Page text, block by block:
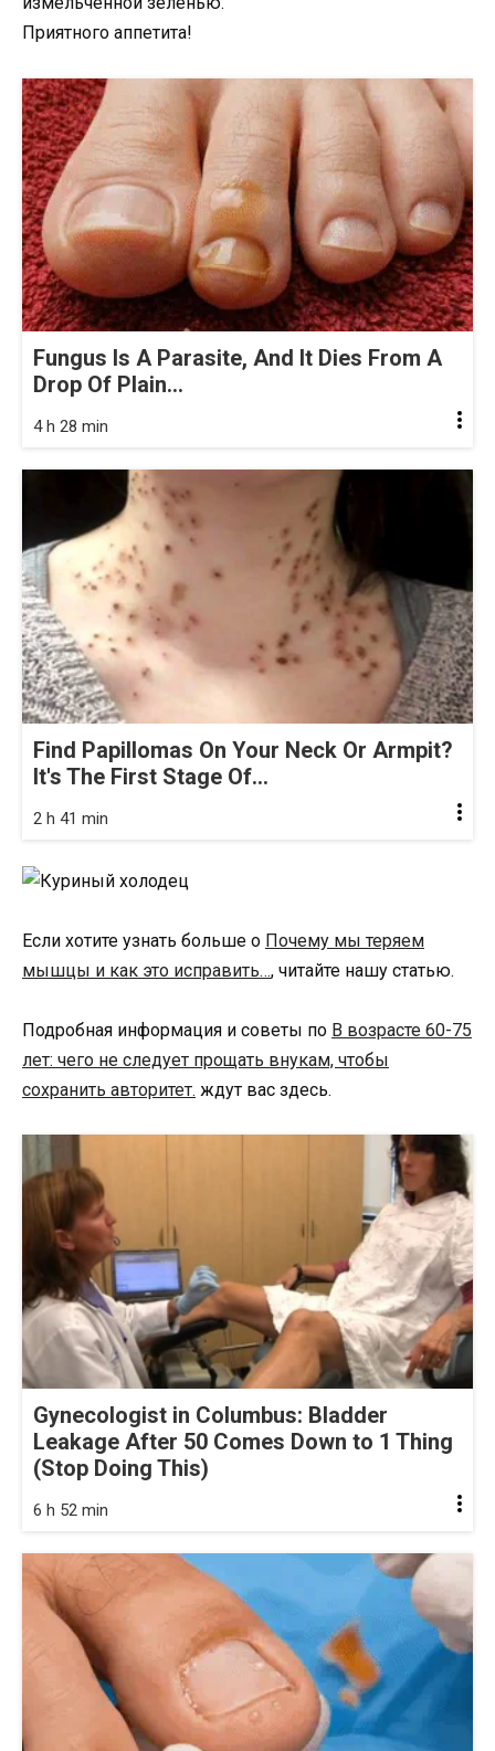
Приятного аппетита!
Fungus Is A Parasite, And It Dies From A
Drop Of Plain...
4 h 28 min
Find Papillomas On Your Neck Or Armpit?
It's The First Stage Of...
2 h 41 min
Если хотите узнать больше о Почему мы теряем
мышцы и как это исправить…, читайте нашу статью.
Подробная информация и советы по В возрасте 60-75
лет: чего не следует прощать внукам, чтобы
сохранить авторитет. ждут вас здесь.
Gynecologist in Columbus: Bladder
Leakage After 50 Comes Down to 1 Thing
(Stop Doing This)
6 h 52 min